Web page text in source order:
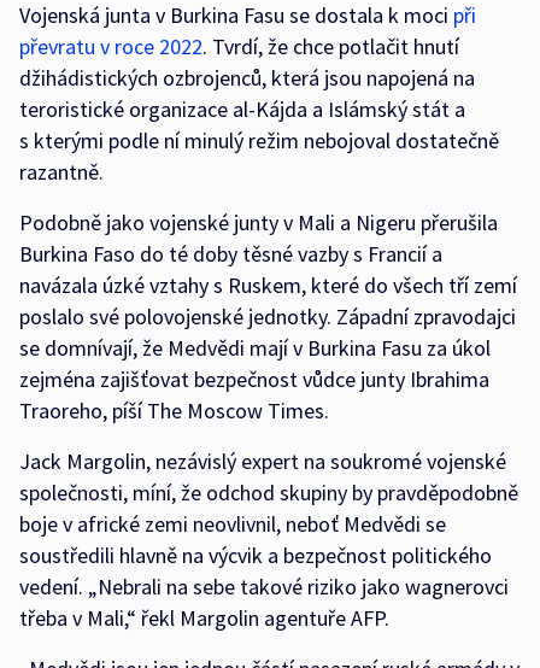
Vojenská junta v Burkina Fasu se dostala k moci při
převratu v roce 2022. Tvrdí, že chce potlačit hnutí
džihádistických ozbrojenců, která jsou napojená na
teroristické organizace al-Kájda a Islámský stát a
s kterými podle ní minulý režim nebojoval dostatečně
razantně.
Podobně jako vojenské junty v Mali a Nigeru přerušila
Burkina Faso do té doby těsné vazby s Francií a
navázala úzké vztahy s Ruskem, které do všech tří zemí
poslalo své polovojenské jednotky. Západní zpravodajci
se domnívají, že Medvědi mají v Burkina Fasu za úkol
zejména zajišťovat bezpečnost vůdce junty Ibrahima
Traoreho, píší The Moscow Times.
Jack Margolin, nezávislý expert na soukromé vojenské
společnosti, míní, že odchod skupiny by pravděpodobně
boje v africké zemi neovlivnil, neboť Medvědi se
soustředili hlavně na výcvik a bezpečnost politického
vedení. „Nebrali na sebe takové riziko jako wagnerovci
třeba v Mali,“ řekl Margolin agentuře AFP.